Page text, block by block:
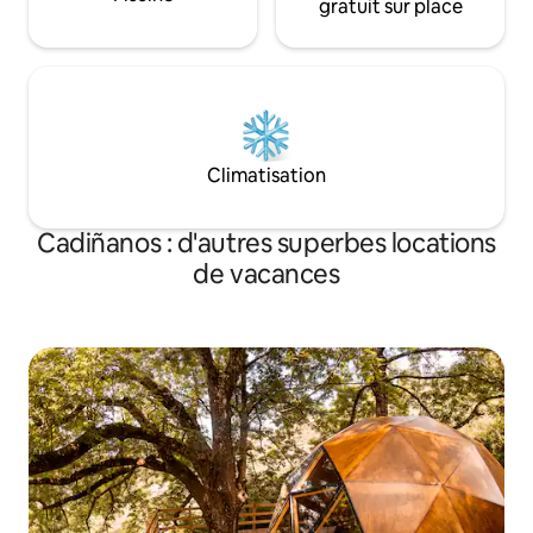
gratuit sur place
Climatisation
Cadiñanos : d'autres superbes locations
de vacances